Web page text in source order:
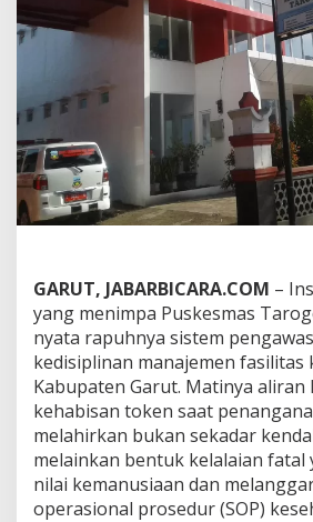
S
t
P
s
i
e
e
t
a
r
u
h
N
y
a
w
a
GARUT, JABARBICARA.COM –
yang menimpa Puskesmas
nyata rapuhnya sistem
kedisiplinan manajemen fasilitas
Kabupaten Garut. Matinya
kehabisan token saat
melahirkan bukan sekadar
melainkan bentuk kelalaian fatal
nilai kemanusiaan dan
operasional prosedur (SOP)